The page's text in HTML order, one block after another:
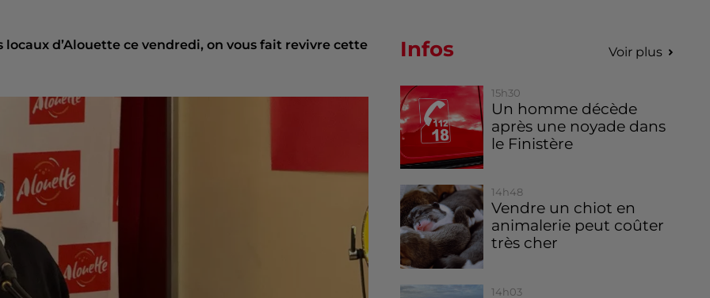
locaux d’Alouette ce vendredi, on vous fait revivre cette
Infos Voir plus
15h30
Un homme décède
après une noyade dans
le Finistère
14h48
Vendre un chiot en
animalerie peut coûter
très cher
14h03